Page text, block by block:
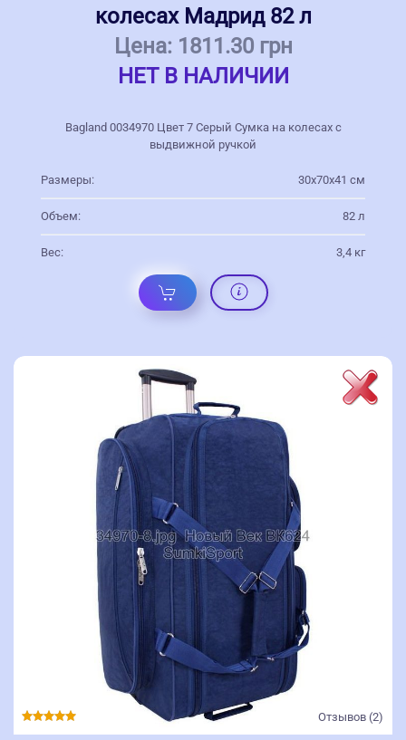
колесах Мадрид 82 л
Цена: 1811.30 грн
НЕТ В НАЛИЧИИ
Bagland 0034970 Цвет 7 Серый Сумка на колесах с
выдвижной ручкой
Размеры: 30х70х41 см
Объем: 82 л
Вес: 3,4 кг
Отзывов (2)